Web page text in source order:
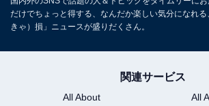
だけでちょっと得する、なんだか楽しい気分になれ
きゃ）損」ニュースが盛りだくさん。
関連サービス
All About
All